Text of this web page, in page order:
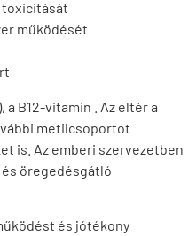
toxicitását
működését
a B12-vitamin . Az eltér a
metilcsoportot
is. Az emberi szervezetben
öregedésgátló
és jótékony